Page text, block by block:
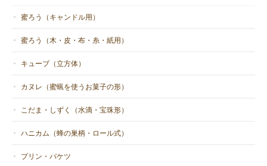
蜜ろう（キャンドル用）
蜜ろう（木・皮・布・糸・紙用）
キューブ（立方体）
カヌレ（蜜蝋を使うお菓子の形）
こだま・しずく（水滴・宝珠形）
ハニカム（蜂の巣柄・ロール式）
プリン・バケツ